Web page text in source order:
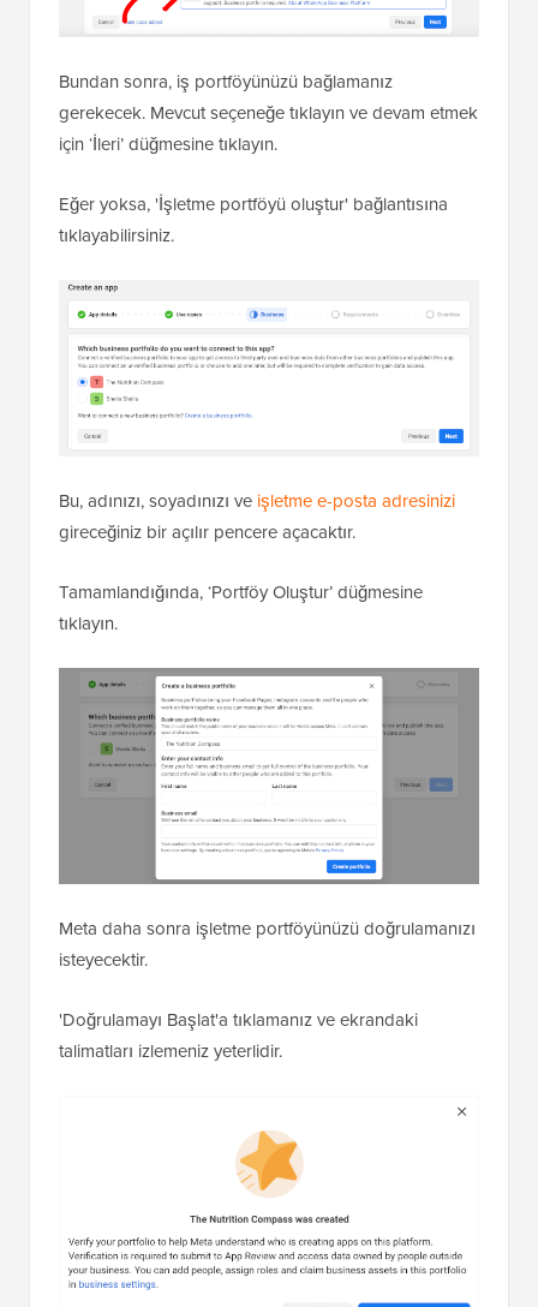
Bundan sonra, iş portföyünüzü bağlamanız
gerekecek. Mevcut seçeneğe tıklayın ve devam etmek
için ‘İleri’ düğmesine tıklayın.
Eğer yoksa, 'İşletme portföyü oluştur' bağlantısına
tıklayabilirsiniz.
Bu, adınızı, soyadınızı ve işletme e-posta adresinizi
gireceğiniz bir açılır pencere açacaktır.
Tamamlandığında, ‘Portföy Oluştur’ düğmesine
tıklayın.
Meta daha sonra işletme portföyünüzü doğrulamanızı
isteyecektir.
'Doğrulamayı Başlat'a tıklamanız ve ekrandaki
talimatları izlemeniz yeterlidir.